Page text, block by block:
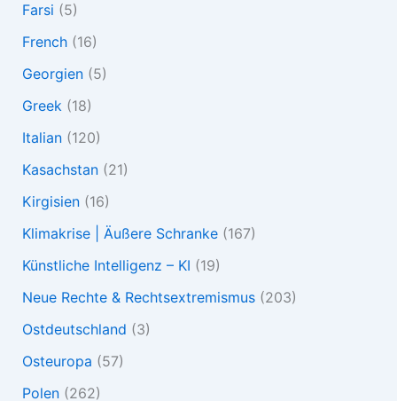
Farsi (5)
French(16)
Georgien(5)
Greek(18)
Italian(120)
Kasachstan(21)
Kirgisien(16)
Klimakrise | Äußere Schranke(167)
Künstliche Intelligenz – KI (19)
Neue Rechte & Rechtsextremismus(203)
Ostdeutschland (3)
Osteuropa (57)
Polen(262)